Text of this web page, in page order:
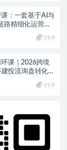
课：一套基于AI与
路精细化运营
19.9
环课｜2026跨境
投流询盘转化完
19.9